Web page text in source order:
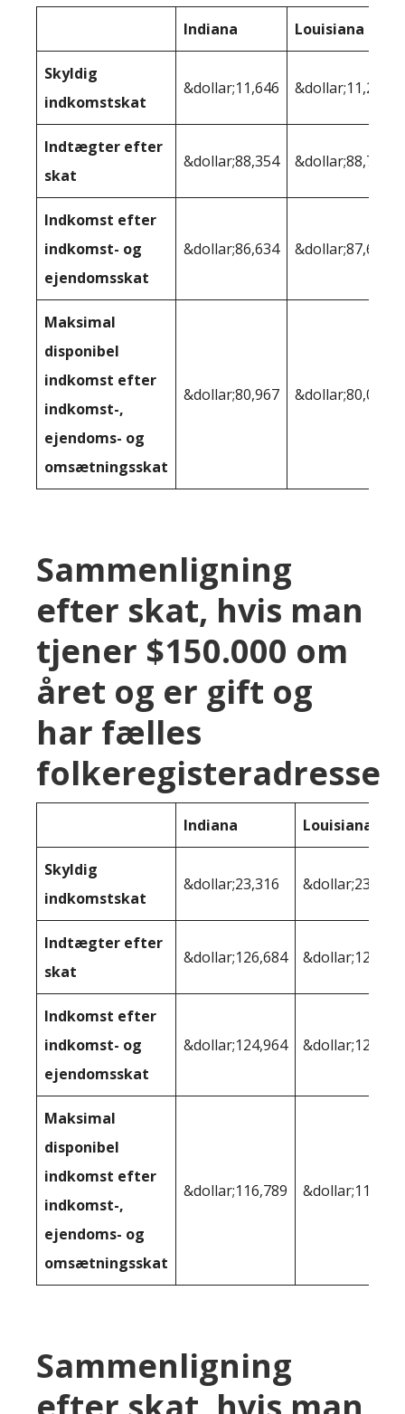
Indiana Louisiana
Skyldig
indkomstskat
&dollar;11,646 &dollar;11,253
Indtægter efter
skat
&dollar;88,354 &dollar;88,747
Indkomst efter
indkomst- og
ejendomsskat
&dollar;86,634 &dollar;87,682
Maksimal
disponibel
indkomst efter
indkomst-,
ejendoms- og
omsætningsskat
&dollar;80,967 &dollar;80,038
Sammenligning
efter skat, hvis man
tjener $150.000 om
året og er gift og
har fælles
folkeregisteradresse
Indiana Louisiana
Skyldig
indkomstskat
&dollar;23,316 &dollar;23,366
Indtægter efter
skat
&dollar;126,684
Indkomst efter
indkomst- og
ejendomsskat
&dollar;124,964
Maksimal
disponibel
indkomst efter
indkomst-,
ejendoms- og
omsætningsskat
&dollar;116,789
Sammenligning